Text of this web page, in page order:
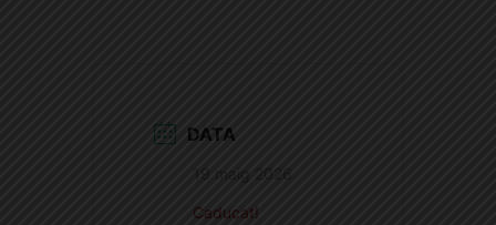
DATA
19 maig 2026
Caducat!